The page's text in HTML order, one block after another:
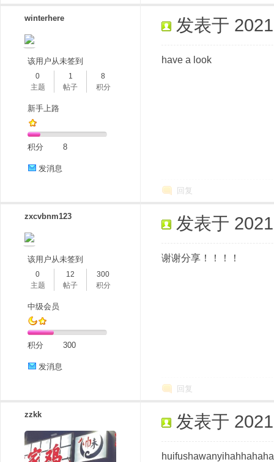
winterhere
该用户从未签到
0
主题
1
帖子
8
积分
新手上路
积分 8
发消息
发表于
have a look
回复
zxcvbnm123
该用户从未签到
0
主题
12
帖子
300
积分
中级会员
积分 300
发消息
发表于
谢谢分享！！！！
回复
zzkk 发表于